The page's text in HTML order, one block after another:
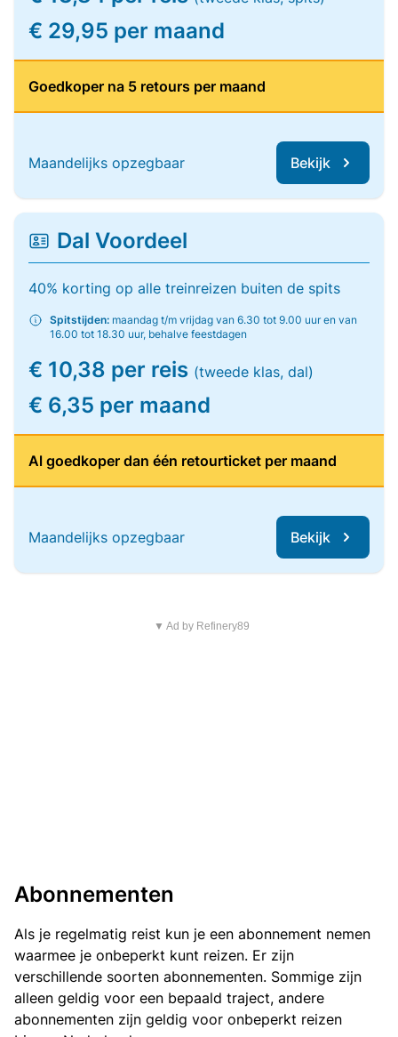
€ 29,95 per maand
Goedkoper na 5 retours per maand
Maandelijks opzegbaar Bekijk
Dal Voordeel
40% korting op alle treinreizen buiten de spits
Spitstijden: maandag t/m vrijdag van 6.30 tot 9.00 uur en van
16.00 tot 18.30 uur, behalve feestdagen
€ 10,38 per reis (tweede klas, dal)
€ 6,35 per maand
Al goedkoper dan één retourticket per maand
Maandelijks opzegbaar Bekijk
▼ Ad by Refinery89
Abonnementen
Als je regelmatig reist kun je een abonnement nemen
waarmee je onbeperkt kunt reizen. Er zijn
verschillende soorten abonnementen. Sommige zijn
alleen geldig voor een bepaald traject, andere
abonnementen zijn geldig voor onbeperkt reizen